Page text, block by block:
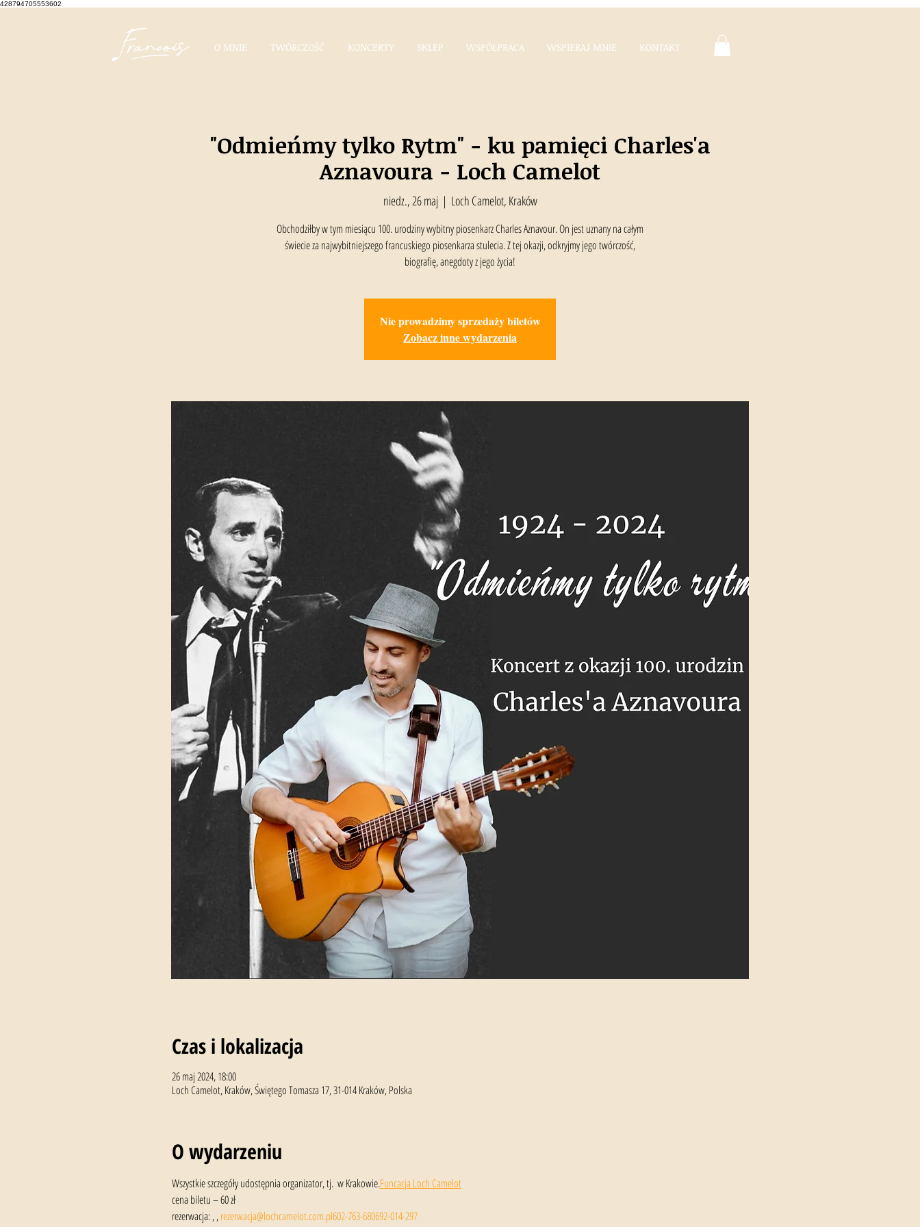
428794705553602
O MNIE TWÓRCZOŚĆ KONCERTY SKLEP WSPÓŁPRACA WSPIERAJ MNIE KONTAKT
"Odmieńmy tylko Rytm" - ku pamięci Charles'a
Aznavoura - Loch Camelot
niedz., 26 maj
  |
Loch Camelot, Kraków
Obchodziłby w tym miesiącu 100. urodziny wybitny piosenkarz Charles Aznavour. On jest uznany na całym
świecie za najwybitniejszego francuskiego piosenkarza stulecia. Z tej okazji, odkryjmy jego twórczość,
biografię, anegdoty z jego życia!
Nie prowadzimy sprzedaży biletów
Zobacz inne wydarzenia
Czas i lokalizacja
26 maj 2024, 18:00
Loch Camelot, Kraków, Świętego Tomasza 17, 31-014 Kraków, Polska
O wydarzeniu
Wszystkie szczegóły udostępnia organizator, tj. w Krakowie.Funcacja Loch Camelot
cena biletu – 60 zł
rezerwacja: , , rezerwacja@lochcamelot.com.pl602-763-680692-014-297